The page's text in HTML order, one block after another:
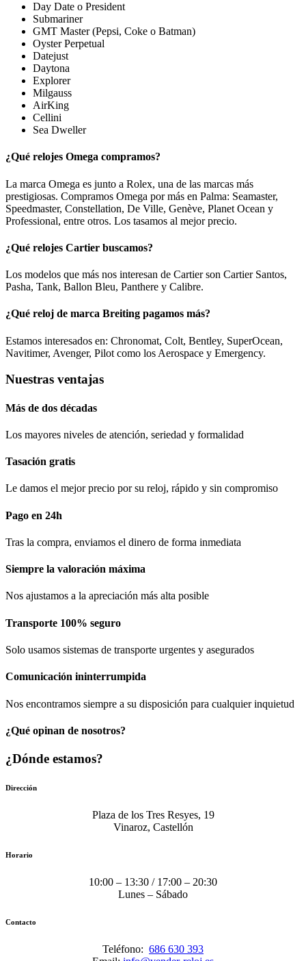
Day Date o President
Submariner
GMT Master (Pepsi, Coke o Batman)
Oyster Perpetual
Datejust
Daytona
Explorer
Milgauss
AirKing
Cellini
Sea Dweller
¿Qué relojes Omega compramos?
La marca Omega es junto a Rolex, una de las marcas más
prestigiosas. Compramos Omega por más en Palma: Seamaster,
Speedmaster, Constellation, De Ville, Genève, Planet Ocean y
Professional, entre otros. Los tasamos al mejor precio.
¿Qué relojes Cartier buscamos?
Los modelos que más nos interesan de Cartier son Cartier Santos,
Pasha, Tank, Ballon Bleu, Panthere y Calibre.
¿Qué reloj de marca Breiting pagamos más?
Estamos interesados en: Chronomat, Colt, Bentley, SuperOcean,
Navitimer, Avenger, Pilot como los Aerospace y Emergency.
Nuestras ventajas
Más de dos décadas
Los mayores niveles de atención, seriedad y formalidad​
Tasación gratis
Le damos el mejor precio por su reloj, rápido y sin compromiso
Pago en 24h
Tras la compra, enviamos el dinero de forma inmediata
Siempre la valoración máxima
Nos ajustamos a la apreciación más alta posible
Transporte 100% seguro
Solo usamos sistemas de transporte urgentes y asegurados
Comunicación​ ininterrumpida
Nos encontramos siempre a su disposición para cualquier inquietud
¿Qué opinan de nosotros?
¿Dónde estamos?
Dirección
Plaza de los Tres Resyes, 19
Vinaroz, Castellón
Horario
10:00 – 13:30 / 17:00 – 20:30
Lunes – Sábado
Contacto
Teléfono: 686 630 393